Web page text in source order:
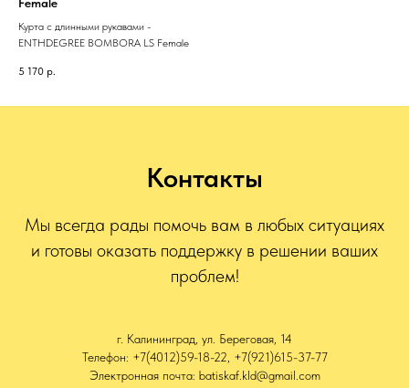
Female
Курта с длинными рукавами -
ENTHDEGREE BOMBORA LS Female
5 170 р.
Контакты
Мы всегда рады помочь вам в любых ситуациях
и готовы оказать поддержку в решении ваших
проблем!
г. Калининград, ул. Береговая, 14
Телефон: +7(4012)59-18-22, +7(921)615-37-77
Электронная почта: batiskaf.kld@gmail.com